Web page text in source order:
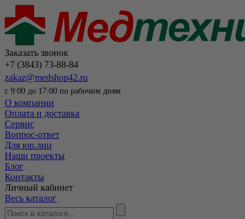
Заказать звонок
+7 (3843) 73-88-84
zakaz@medshop42.ru
с 9:00 до 17:00 по рабочим дням
О компании
Оплата и доставка
Сервис
Вопрос-ответ
Для юр.лиц
Наши проекты
Блог
Контакты
Личный кабинет
Весь каталог